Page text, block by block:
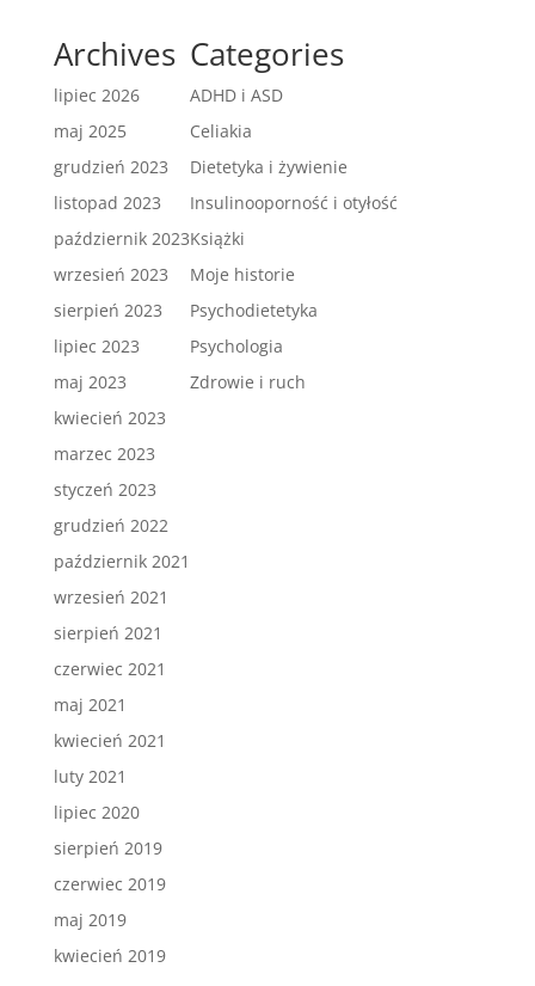
Archives
lipiec 2026
maj 2025
grudzień 2023
listopad 2023
październik 2023
wrzesień 2023
sierpień 2023
lipiec 2023
maj 2023
kwiecień 2023
marzec 2023
styczeń 2023
grudzień 2022
październik 2021
wrzesień 2021
sierpień 2021
czerwiec 2021
maj 2021
kwiecień 2021
luty 2021
lipiec 2020
sierpień 2019
czerwiec 2019
maj 2019
kwiecień 2019
Categories
ADHD i ASD
Celiakia
Dietetyka i żywienie
Insulinooporność i otyłość
Książki
Moje historie
Psychodietetyka
Psychologia
Zdrowie i ruch